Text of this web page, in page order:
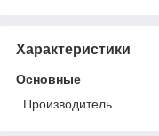
Характеристики
Основные
Производитель